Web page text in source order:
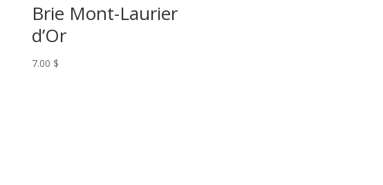
Brie Mont-Laurier
d’Or
7.00 $